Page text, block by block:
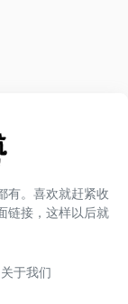
有。喜欢就赶紧收
链接，这样以后就
关于我们